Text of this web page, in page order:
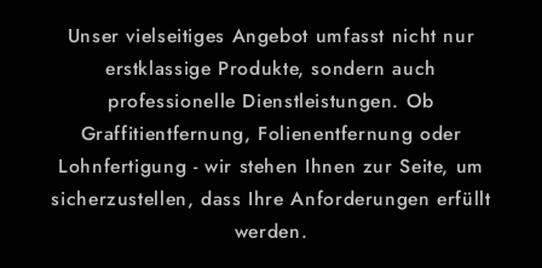
Unser vielseitiges Angebot umfasst nicht nur
erstklassige Produkte, sondern auch
professionelle Dienstleistungen. Ob
Graffitientfernung, Folienentfernung oder
Lohnfertigung - wir stehen Ihnen zur Seite, um
sicherzustellen, dass Ihre Anforderungen erfüllt
werden.